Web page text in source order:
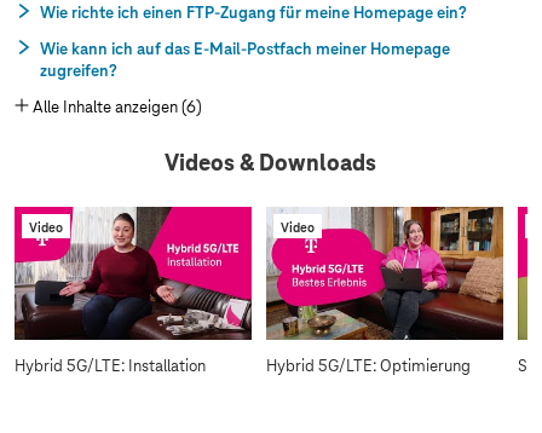
Wie richte ich einen FTP-Zugang für meine Homepage ein?
Wie kann ich auf das E-Mail-Postfach meiner Homepage
zugreifen?
Alle Inhalte anzeigen (6)
Videos & Downloads
Video
Hybrid 5G/LTE: Installation
Video
Hybrid 5G/LTE: Optimierung